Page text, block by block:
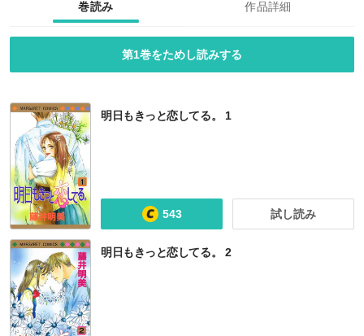
巻読み 作品詳細
第1巻をためし読みする
明日もきっと恋してる。 1
543 試し読み
明日もきっと恋してる。 2